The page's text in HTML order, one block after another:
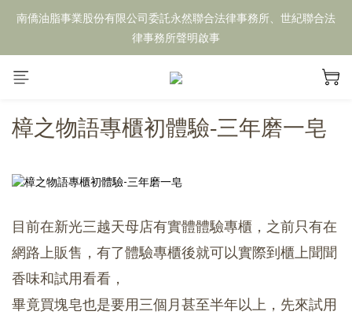
南僑油脂事業股份有限公司委託永然聯合法律事務所、世紀聯合法
律事務所聲明啟事
樟之物語專櫃初體驗-三年磨一皂
目前在新光三越天母店有實體體驗專櫃， 之前只有在
網路上販售， 有了體驗專櫃後就可以實際到櫃上聞聞
香味和試用看看，
畢竟買塊皂也是要用三個月甚至半年以上， 先來試用